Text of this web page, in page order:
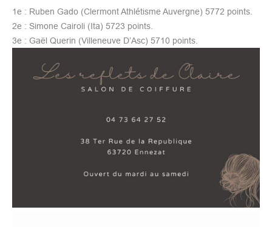
1e : Ruben Gado (Clermont Athlétisme Auvergne) 5772 points.
2e : Simone Cairoli (Ita) 5723 points.
3e : Gaël Querin (Villeneuve D’Asc) 5710 points.